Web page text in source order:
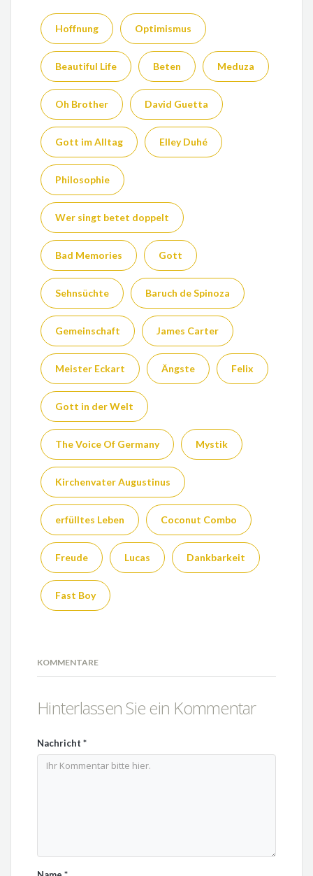
Hoffnung Optimismus
Beautiful Life Beten Meduza
Oh Brother David Guetta
Gott im Alltag Elley Duhé
Philosophie
Wer singt betet doppelt
Bad Memories Gott
Sehnsüchte Baruch de Spinoza
Gemeinschaft James Carter
Meister Eckart Ängste Felix
Gott in der Welt
The Voice Of Germany Mystik
Kirchenvater Augustinus
erfülltes Leben Coconut Combo
Freude Lucas Dankbarkeit
Fast Boy
KOMMENTARE
Hinterlassen Sie ein Kommentar
Nachricht*